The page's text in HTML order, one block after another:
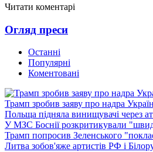
Читати коментарі
Огляд преси
Останні
Популярні
Коментовані
Трамп зробив заяву про надра
Польща підняла винищувачі через
У МЗС Боснії розкритикували
Трамп попросив Зеленського
Литва зобов'яже артистів РФ і